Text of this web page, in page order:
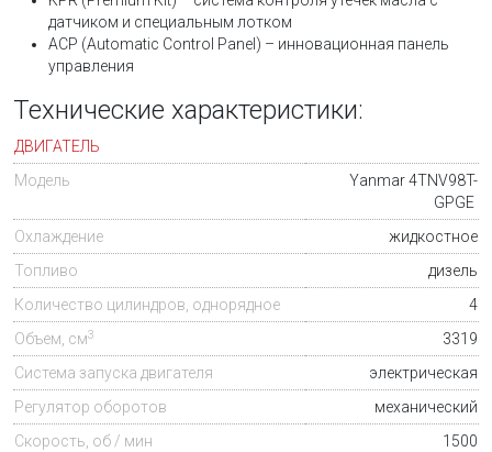
датчиком и специальным лотком
ACP (Automatic Control Panel) – инновационная панель
управления
Технические характеристики:
ДВИГАТЕЛЬ
Модель
Yanmar 4TNV98T-
GPGE
Охлаждение
жидкостное
Топливо
дизель
Количество цилиндров, однорядное
4
Объем, см3
3319
Система запуска двигателя
электрическая
Регулятор оборотов
механический
Скорость, об / мин
1500